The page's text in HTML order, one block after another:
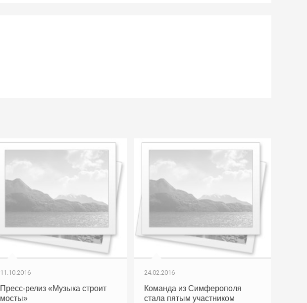
11.10.2016
Пресс-релиз «Музыка строит
мосты»
24.02.2016
Команда из Симферополя
стала пятым участником